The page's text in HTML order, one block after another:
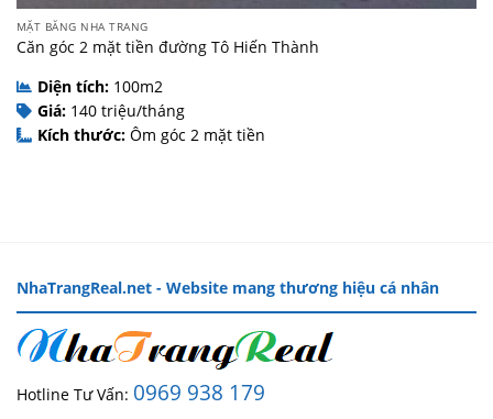
MẶT BẰNG NHA TRANG
Căn góc 2 mặt tiền đường Tô Hiến Thành
Diện tích: 100m2
Giá: 140 triệu/tháng
Kích thước: Ôm góc 2 mặt tiền
NhaTrangReal.net - Website mang thương hiệu cá nhân
Hotline Tư Vấn: 0969 938 179